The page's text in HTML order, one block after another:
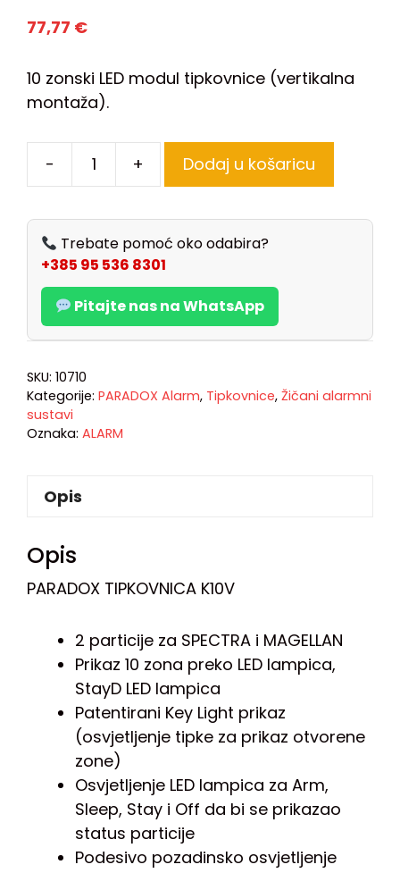
77,77 €
10 zonski LED modul tipkovnice (vertikalna
montaža).
- + Dodaj u košaricu
Trebate pomoć oko odabira?
+385 95 536 8301
Pitajte nas na WhatsApp
SKU: 10710
Kategorije: PARADOX Alarm, Tipkovnice, Žičani alarmni
sustavi
Oznaka: ALARM
Opis
Opis
PARADOX TIPKOVNICA K10V
2 particije za SPECTRA i MAGELLAN
Prikaz 10 zona preko LED lampica,
StayD LED lampica
Patentirani Key Light prikaz
(osvjetljenje tipke za prikaz otvorene
zone)
Osvjetljenje LED lampica za Arm,
Sleep, Stay i Off da bi se prikazao
status particije
Podesivo pozadinsko osvjetljenje